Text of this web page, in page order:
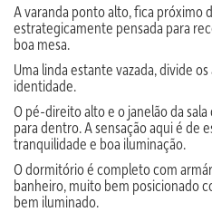
A varanda ponto alto, fica próximo
estrategicamente pensada para
boa mesa.
Uma linda estante vazada, divide
identidade.
O pé-direito alto e o janelão da
para dentro. A sensação aqui é de
tranquilidade e boa iluminação.
O dormitório é completo com
banheiro, muito bem posicionado
bem iluminado.